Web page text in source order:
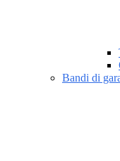
Bandi di